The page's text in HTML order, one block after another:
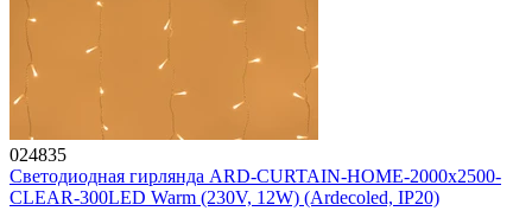
024835
Светодиодная гирлянда ARD-CURTAIN-HOME-2000x2500-
CLEAR-300LED Warm (230V, 12W) (Ardecoled, IP20)